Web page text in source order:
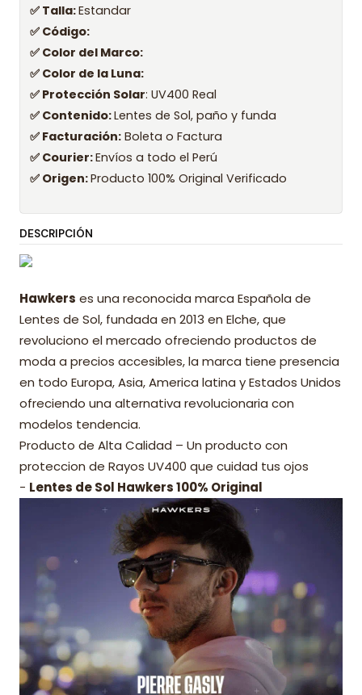
✅ Talla:Estandar
✅ Código:
✅ Color del Marco:
✅ Color de la Luna:
✅ Protección Solar: UV400 Real
✅ Contenido:Lentes de Sol, paño y funda
✅ Facturación: Boleta o Factura
✅ Courier:Envíos a todo el Perú
✅ Origen:Producto 100% Original Verificado
DESCRIPCIÓN
Hawkers es una reconocida marca Española de
Lentes de Sol, fundada en 2013 en Elche, que
revoluciono el mercado ofreciendo productos de
moda a precios accesibles, la marca tiene presencia
en todo Europa, Asia, America latina y Estados Unidos
ofreciendo una alternativa revolucionaria con
modelos tendencia.
Producto de Alta Calidad – Un producto con
proteccion de Rayos UV400 que cuidad tus ojos
- Lentes de Sol Hawkers 100% Original